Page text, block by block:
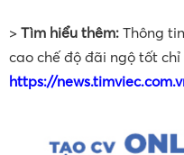
> Tìm hiểu thêm: Thông
cao chế độ đãi ngộ tốt chỉ
https://